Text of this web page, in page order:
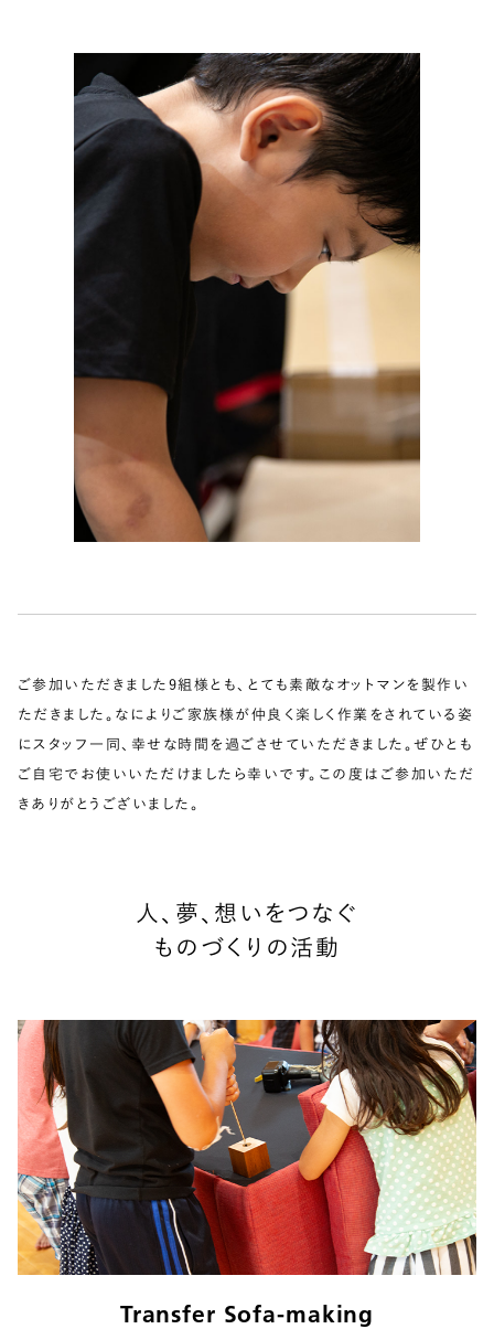
ご参加いただきました9組様とも、とても素敵なオットマンを製作い
ただきました。なによりご家族様が仲良く楽しく作業をされている姿
にスタッフ一同、幸せな時間を過ごさせていただきました。ぜひとも
ご自宅でお使いいただけましたら幸いです。この度はご参加いただ
きありがとうございました。
人、夢、想いをつなぐ
ものづくりの活動
Transfer Sofa-making